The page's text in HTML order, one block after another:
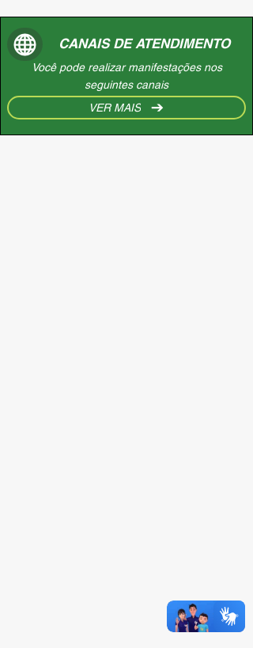
CANAIS DE ATENDIMENTO
Você pode realizar manifestações nos
seguintes canais
VER MAIS